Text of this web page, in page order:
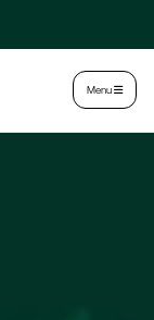
Menu